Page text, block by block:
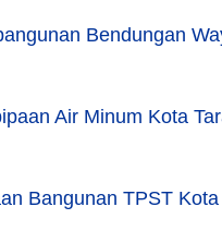
Bendungan
Air Minum Kota
Bangunan TPST